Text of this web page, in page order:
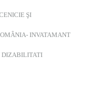
ŞI
INVATAMANT
DIZABILITATI